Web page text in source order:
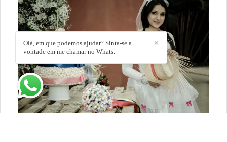
✕
Olá, em que podemos ajudar? Sinta-se a
vontade em me chamar no Whats.